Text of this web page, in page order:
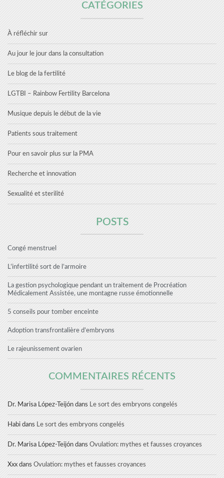
CATÉGORIES
À réfléchir sur
Au jour le jour dans la consultation
Le blog de la fertilité
LGTBI – Rainbow Fertility Barcelona
Musique depuis le début de la vie
Patients sous traitement
Pour en savoir plus sur la PMA
Recherche et innovation
Sexualité et sterilité
POSTS
Congé menstruel
L’infertilité sort de l’armoire
La gestion psychologique pendant un traitement de Procréation
Médicalement Assistée, une montagne russe émotionnelle
5 conseils pour tomber enceinte
Adoption transfrontalière d’embryons
Le rajeunissement ovarien
COMMENTAIRES RÉCENTS
Dr. Marisa López-Teijón dans Le sort des embryons congelés
Habidans Le sort des embryons congelés
Dr. Marisa López-Teijón dans Ovulation: mythes et fausses croyances
XxxdansOvulation: mythes et fausses croyances